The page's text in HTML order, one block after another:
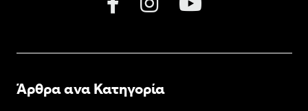
Άρθρα ανα Κατηγορία